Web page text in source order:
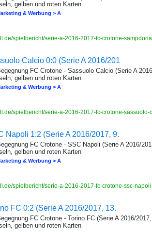
gelben und roten Karten
& Werbung > A
spielbericht/serie-a-2016-2017-fc-crotone-
Calcio 0:0 (Serie A 2016/201
FC Crotone - Sassuolo Calcio (Serie A
gelben und roten Karten
& Werbung > A
spielbericht/serie-a-2016-2017-fc-crotone-
Napoli 1:2 (Serie A 2016/2017, 9.
FC Crotone - SSC Napoli (Serie A 2016/
gelben und roten Karten
& Werbung > A
spielbericht/serie-a-2016-2017-fc-crotone-ssc-napoli
FC 0:2 (Serie A 2016/2017, 13.
FC Crotone - Torino FC (Serie A 2016/
gelben und roten Karten